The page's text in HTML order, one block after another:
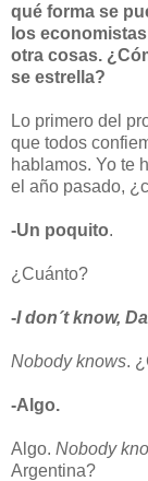
qué forma se
los
otra cosas.
se estrella?
Lo primero del
que todos
hablamos. Yo te
el año pasado,
-Un poquito.
¿Cuánto?
-I don´t know,
Nobody knows.
-Algo.
Algo. Nobody
Argentina?